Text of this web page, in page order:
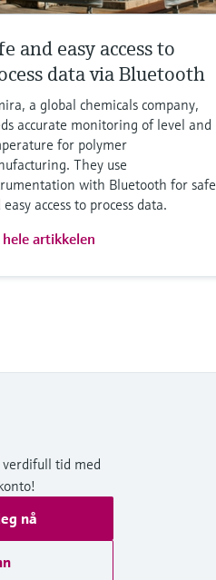
and easy access to
data via Bluetooth
a global chemicals company,
accurate monitoring of level and
for polymer
They use
with Bluetooth for safe
access to process data.
hele artikkelen
tid med
nå